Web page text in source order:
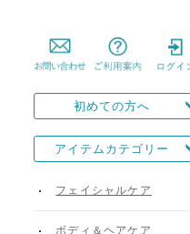
初めての方へ
アイテムカテゴリー
フェイシャルケア
ボディ＆ヘアケア